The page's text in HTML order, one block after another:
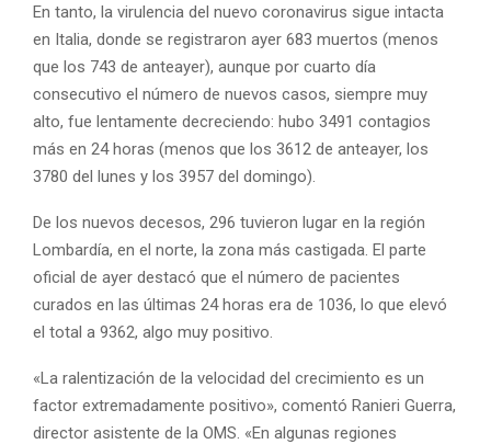
En tanto, la virulencia del nuevo coronavirus sigue intacta
en Italia, donde se registraron ayer 683 muertos (menos
que los 743 de anteayer), aunque por cuarto día
consecutivo el número de nuevos casos, siempre muy
alto, fue lentamente decreciendo: hubo 3491 contagios
más en 24 horas (menos que los 3612 de anteayer, los
3780 del lunes y los 3957 del domingo).
De los nuevos decesos, 296 tuvieron lugar en la región
Lombardía, en el norte, la zona más castigada. El parte
oficial de ayer destacó que el número de pacientes
curados en las últimas 24 horas era de 1036, lo que elevó
el total a 9362, algo muy positivo.
«La ralentización de la velocidad del crecimiento es un
factor extremadamente positivo», comentó Ranieri Guerra,
director asistente de la OMS. «En algunas regiones